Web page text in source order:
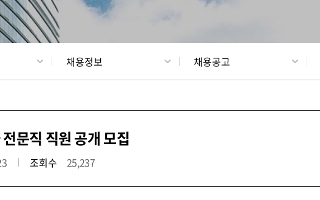
채용정보 채용공고
문직 직원 공개 모집
조회수 25,237